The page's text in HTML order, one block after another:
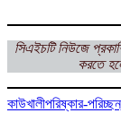
সিএইচটি নিউজে
করতে
কাউখালীপরিষ্কার-